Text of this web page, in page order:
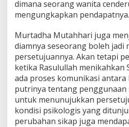
dimana seorang wanita
mengungkapkan pendapatnya.
Murtadha Mutahhari juga
diamnya seseorang boleh jadi
persetujuannya. Akan tetapi
ketika Rasulullah menikahkan
ada proses komunikasi antara
putrinya tentang
untuk menunujukkan
kondisi psikologis yang
perubahan sikap juga